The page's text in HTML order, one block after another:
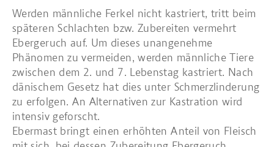
Werden männliche Ferkel nicht kastriert, tritt beim
späteren Schlachten bzw. Zubereiten vermehrt
Ebergeruch auf. Um dieses unangenehme
Phänomen zu vermeiden, werden männliche Tiere
zwischen dem 2. und 7. Lebenstag kastriert. Nach
dänischem Gesetz hat dies unter Schmerzlinderung
zu erfolgen. An Alternativen zur Kastration wird
intensiv geforscht.
Ebermast bringt einen erhöhten Anteil von Fleisch